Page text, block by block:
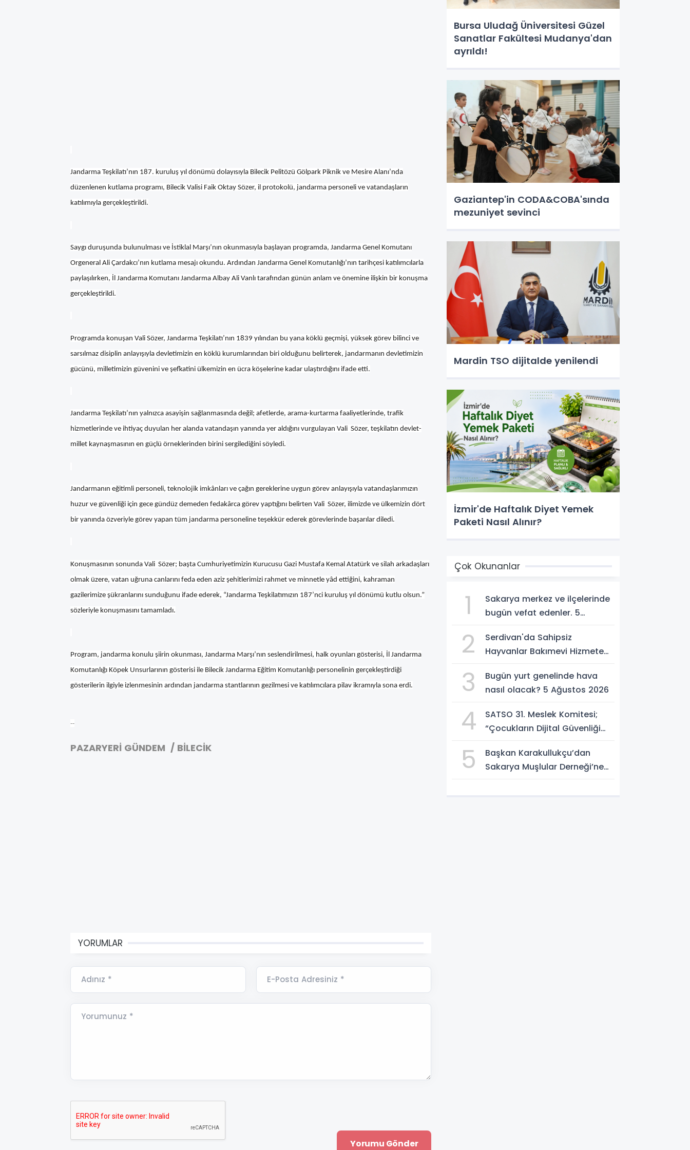
Jandarma Teşkilatı’nın 187. kuruluş yıl dönümü dolayısıyla Bilecik Pelitözü Gölpark Piknik ve Mesire Alanı’nda
düzenlenen kutlama programı, Bilecik Valisi Faik Oktay Sözer, il protokolü, jandarma personeli ve vatandaşların
katılımıyla gerçekleştirildi.
Saygı duruşunda bulunulması ve İstiklal Marşı’nın okunmasıyla başlayan programda, Jandarma Genel Komutanı
Orgeneral Ali Çardakcı’nın kutlama mesajı okundu. Ardından Jandarma Genel Komutanlığı’nın tarihçesi katılımcılarla
paylaşılırken, İl Jandarma Komutanı Jandarma Albay Ali Vanlı tarafından günün anlam ve önemine ilişkin bir konuşma
gerçekleştirildi.
Programda konuşan Vali Sözer, Jandarma Teşkilatı’nın 1839 yılından bu yana köklü geçmişi, yüksek görev bilinci ve
sarsılmaz disiplin anlayışıyla devletimizin en köklü kurumlarından biri olduğunu belirterek, jandarmanın devletimizin
gücünü, milletimizin güvenini ve şefkatini ülkemizin en ücra köşelerine kadar ulaştırdığını ifade etti.
Jandarma Teşkilatı’nın yalnızca asayişin sağlanmasında değil; afetlerde, arama-kurtarma faaliyetlerinde, trafik
hizmetlerinde ve ihtiyaç duyulan her alanda vatandaşın yanında yer aldığını vurgulayan Vali Sözer, teşkilatın devlet-
millet kaynaşmasının en güçlü örneklerinden birini sergilediğini söyledi.
Jandarmanın eğitimli personeli, teknolojik imkânları ve çağın gereklerine uygun görev anlayışıyla vatandaşlarımızın
huzur ve güvenliği için gece gündüz demeden fedakârca görev yaptığını belirten Vali Sözer, ilimizde ve ülkemizin dört
bir yanında özveriyle görev yapan tüm jandarma personeline teşekkür ederek görevlerinde başarılar diledi.
Konuşmasının sonunda Vali Sözer; başta Cumhuriyetimizin Kurucusu Gazi Mustafa Kemal Atatürk ve silah arkadaşları
olmak üzere, vatan uğruna canlarını feda eden aziz şehitlerimizi rahmet ve minnetle yâd ettiğini, kahraman
gazilerimize şükranlarını sunduğunu ifade ederek, “Jandarma Teşkilatımızın 187’nci kuruluş yıl dönümü kutlu olsun.”
sözleriyle konuşmasını tamamladı.
Program, jandarma konulu şiirin okunması, Jandarma Marşı’nın seslendirilmesi, halk oyunları gösterisi, İl Jandarma
Komutanlığı Köpek Unsurlarının gösterisi ile Bilecik Jandarma Eğitim Komutanlığı personelinin gerçekleştirdiği
gösterilerin ilgiyle izlenmesinin ardından jandarma stantlarının gezilmesi ve katılımcılara pilav ikramıyla sona erdi.
--
PAZARYERİ GÜNDEM / BİLECİK
YORUMLAR
Adınız * E-Posta Adresiniz *
Yorumunuz *
Bursa Uludağ Üniversitesi Güzel
Sanatlar Fakültesi Mudanya'dan
ayrıldı!
Gaziantep'in CODA&COBA'sında
mezuniyet sevinci
Mardin TSO dijitalde yenilendi
İzmir'de Haftalık Diyet Yemek
Paketi Nasıl Alınır?
Çok Okunanlar
1
Sakarya merkez ve ilçelerinde
bugün vefat edenler. 5
2
Serdivan'da Sahipsiz
Hayvanlar Bakımevi Hizmete
Yuva
3
Bugün yurt genelinde hava
nasıl olacak? 5 Ağustos 2026
4
SATSO 31. Meslek Komitesi;
“Çocukların Dijital Güvenliği
5
Başkan Karakullukçu’dan
Sakarya Muşlular Derneği’ne